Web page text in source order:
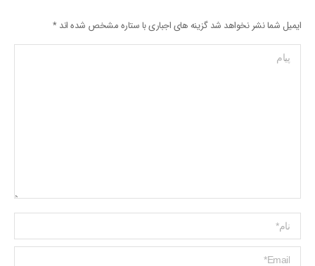
ایمیل شما نشر نخواهد شد گزینه های اجباری با ستاره مشخص شده اند*
پیام
Name *
ایمیل *